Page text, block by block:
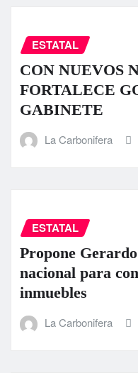
ESTATAL
CON NUEVOS
FORTALECE
GABINETE
La Carbonifera
ESTATAL
Propone
nacional para
inmuebles
La Carbonifera